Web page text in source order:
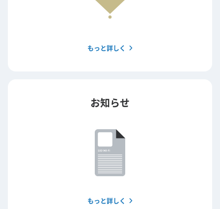
もっと詳しく
お知らせ
もっと詳しく